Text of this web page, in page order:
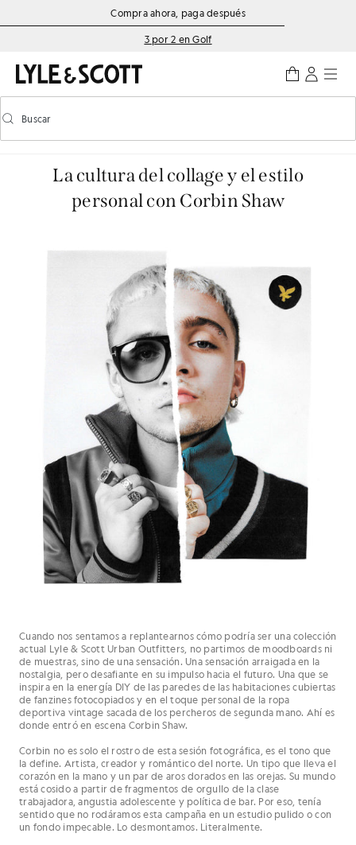
Saltar al contenido principal
Información de accesibilidadCompra ahora, paga después
3 por 2 en Golf
Activar/desactivar la búsqueda predictiva
Buscar
La cultura del collage y el estilo
personal con Corbin Shaw
Cuando nos sentamos a replantearnos cómo podría ser una colección
actual Lyle & Scott Urban Outfitters, no partimos de moodboards ni
de muestras, sino de una sensación. Una sensación arraigada en la
nostalgia, pero desafiante en su impulso hacia el futuro. Una que se
inspira en la energía DIY de las paredes de las habitaciones cubiertas
de fanzines fotocopiados y en el toque personal de la ropa
deportiva vintage sacada de los percheros de segunda mano. Ahí es
donde entró en escena Corbin Shaw.
Corbin no es solo el rostro de esta sesión fotográfica, es el tono que
la define. Artista, creador y romántico del norte. Un tipo que lleva el
corazón en la mano y un par de aros dorados en las orejas. Su mundo
está cosido a partir de fragmentos de orgullo de la clase
trabajadora, angustia adolescente y política de bar. Por eso, tenía
sentido que no rodáramos esta campaña en un estudio pulido o con
un fondo impecable. Lo desmontamos. Literalmente.